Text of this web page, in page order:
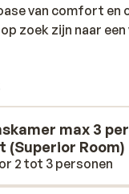
van comfort en
zoek zijn naar een
leuke kinderclub
waar jij samen
activiteiten.
tijdens de vakantie.
buffet voor je
Een
van de bars met
max 3
(Superior Room)
2 tot 3 personen